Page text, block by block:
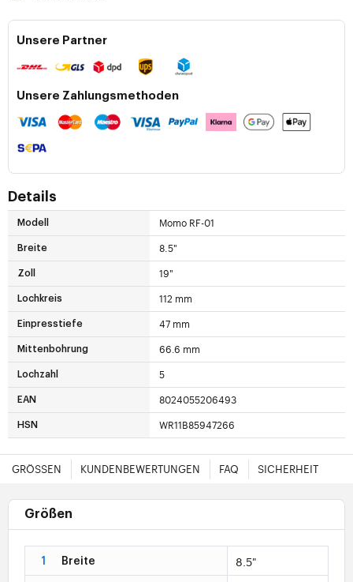
Unsere Partner
Unsere Zahlungsmethoden
Details
Modell Momo RF-01
Breite 8.5"
Zoll 19"
Lochkreis 112 mm
Einpresstiefe 47 mm
Mittenbohrung 66.6 mm
Lochzahl 5
EAN 8024055206493
HSN WR11B85947266
GRÖSSEN KUNDENBEWERTUNGEN FAQ SICHERHEIT
Größen
1 Breite 8.5"